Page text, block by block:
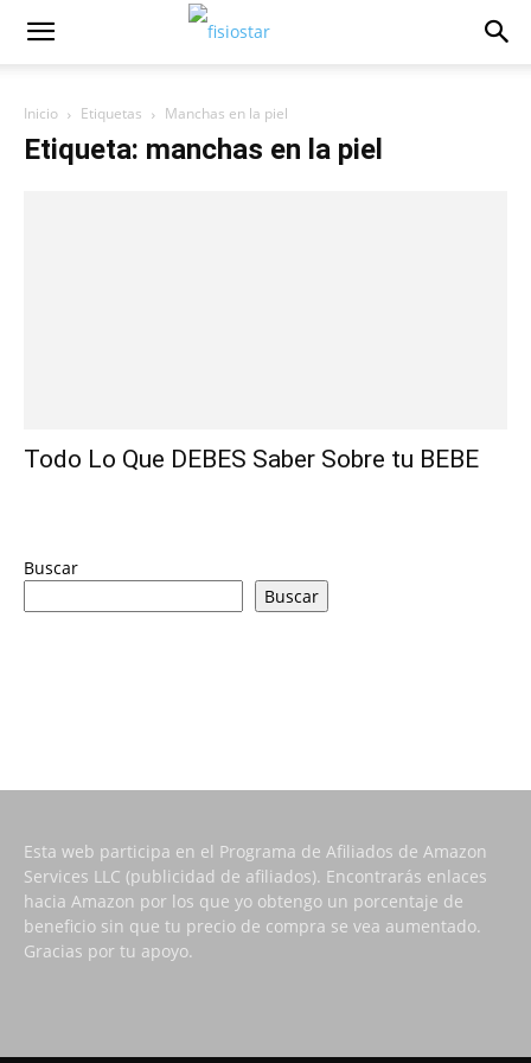
Inicio Etiquetas Manchas en la piel
Etiqueta: manchas en la piel
Todo Lo Que DEBES Saber Sobre tu BEBE
Buscar
Buscar
Esta web participa en el Programa de Afiliados de Amazon
Services LLC (publicidad de afiliados). Encontrarás enlaces
hacia Amazon por los que yo obtengo un porcentaje de
beneficio sin que tu precio de compra se vea aumentado.
Gracias por tu apoyo.